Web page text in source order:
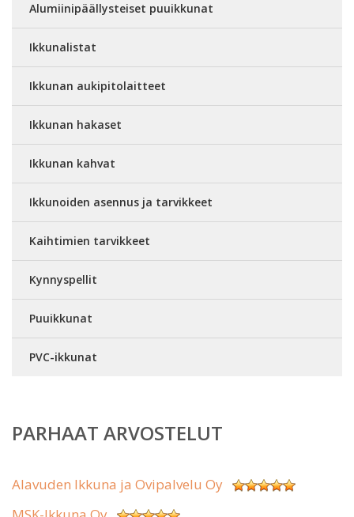
Alumiinipäällysteiset puuikkunat
Ikkunalistat
Ikkunan aukipitolaitteet
Ikkunan hakaset
Ikkunan kahvat
Ikkunoiden asennus ja tarvikkeet
Kaihtimien tarvikkeet
Kynnyspellit
Puuikkunat
PVC-ikkunat
PARHAAT ARVOSTELUT
Alavuden Ikkuna ja Ovipalvelu Oy